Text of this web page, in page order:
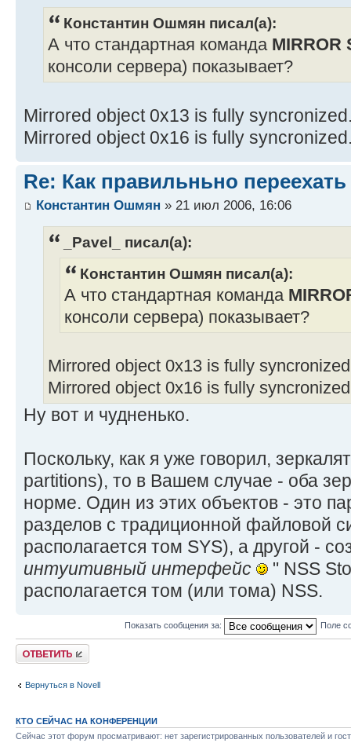
Константин Ошмян писал(а):
А что стандартная команда MIRROR
консоли сервера) показывает?
Mirrored object 0x13 is fully
Mirrored object 0x16 is fully
Re: Как правильньно
Константин Ошмян » 21 июл 2006, 16:06
_Pavel_ писал(а):
Константин Ошмян писал(а):
А что стандартная команда
консоли сервера) показывает?
Mirrored object 0x13 is fully
Mirrored object 0x16 is fully
Ну вот и чудненько.
Поскольку, как я уже говорил,
partitions), то в Вашем случае - оба
норме. Один из этих объектов - это
разделов с традиционной файловой
располагается том SYS), а другой -
интуитивный интерфейс
" NSS
располагается том (или тома) NSS.
Показать сообщения за: Поле
Ответить
Вернуться в Novell
КТО СЕЙЧАС НА КОНФЕРЕНЦИИ
Сейчас этот форум просматривают: нет зарегистрированных пользователей и